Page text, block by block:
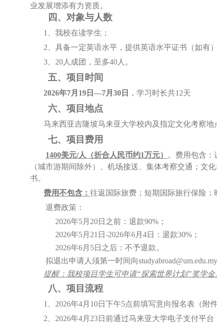
业发展增添有力资质。
四、对象与人数
1 我校在读学生；
2
具备一定英语水平，提供英语水平证书（如有
3
20人成团，至多40人。
五、项目时间
2026年7月19日—7月30日 ，学习时长共12天
六、项目地点
马来西亚吉隆坡马来亚大学校内及指定文化考察地
七、项目费用
1400美元/人 （折合人民币约1万元）
。费用包含：
（城市游期间除外）
机场接送、集体考察交通 ； 文
书。
费用不包含： 往返国际旅费；短期国际旅行保险
退费政策：
2026年5月20日 之前：退款90% ；
2026年5月21日 -2026年6月4日 ：退款30% ；
2026年6月5日 之后：不予退款。
拟退出申请人 须第一时间 向studyabroad@um.edu.my
提醒：我校项目学生可申请“探索世界计划”奖学金
八、 项目 流程
1 2026年4月 10日下午5点前填写意向报名表（附
2
2026年4月 23日前通过马来亚大学电子支付平台